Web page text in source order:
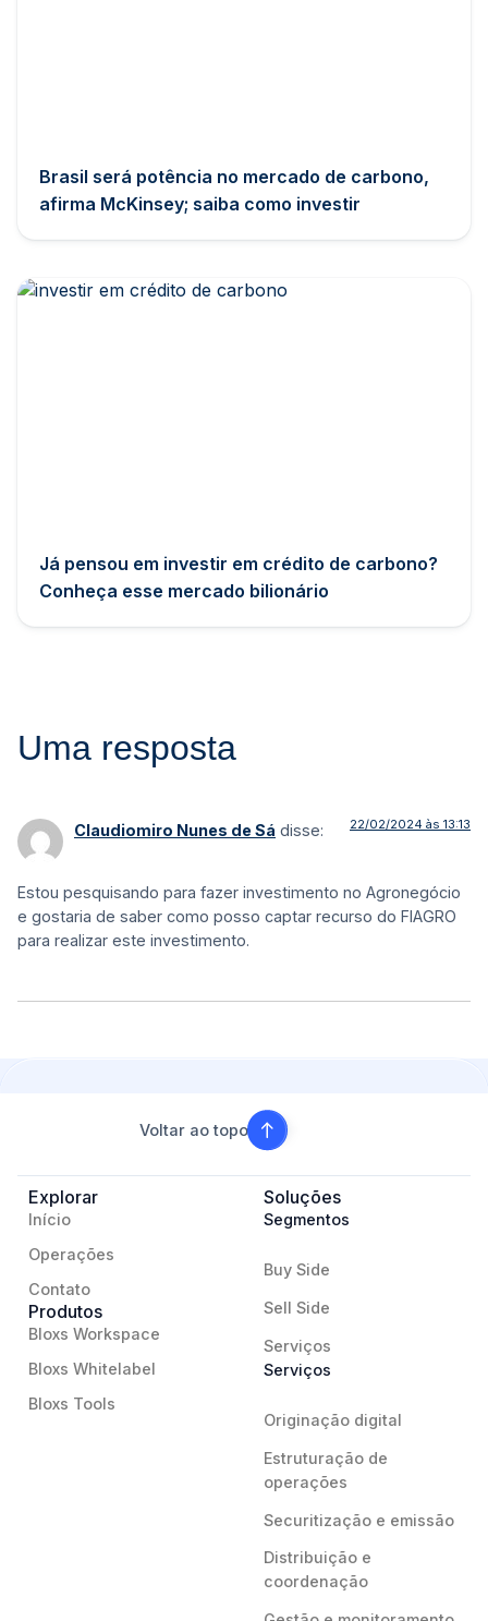
Brasil será potência no mercado de carbono,
afirma McKinsey; saiba como investir
Já pensou em investir em crédito de carbono?
Conheça esse mercado bilionário
Uma resposta
Claudiomiro Nunes de Sá disse: 22/02/2024 às 13:13
Estou pesquisando para fazer investimento no Agronegócio
e gostaria de saber como posso captar recurso do FIAGRO
para realizar este investimento.
Voltar ao topo
Explorar
Início
Operações
Contato
Produtos
Bloxs Workspace
Bloxs Whitelabel
Bloxs Tools
Soluções
Segmentos
Buy Side
Sell Side
Serviços
Serviços
Originação digital
Estruturação de
operações
Securitização e emissão
Distribuição e
coordenação